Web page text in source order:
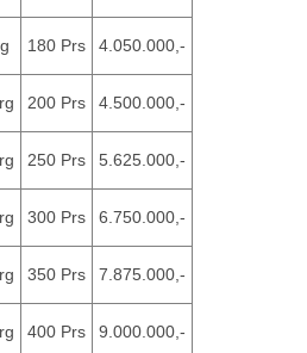
180 Prs 4.050.000,-
200 Prs 4.500.000,-
250 Prs 5.625.000,-
300 Prs 6.750.000,-
350 Prs 7.875.000,-
400 Prs 9.000.000,-